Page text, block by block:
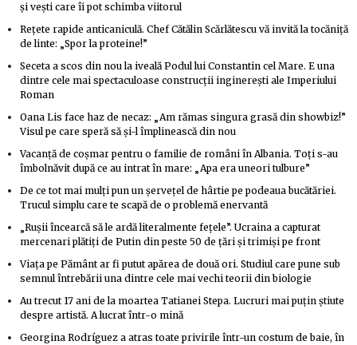
și vești care îi pot schimba viitorul
Rețete rapide anticaniculă. Chef Cătălin Scărlătescu vă invită la tocăniță
de linte: „Spor la proteine!”
Seceta a scos din nou la iveală Podul lui Constantin cel Mare. E una
dintre cele mai spectaculoase construcții inginerești ale Imperiului
Roman
Oana Lis face haz de necaz: „Am rămas singura grasă din showbiz!”
Visul pe care speră să și-l împlinească din nou
Vacanță de coșmar pentru o familie de români în Albania. Toți s-au
îmbolnăvit după ce au intrat în mare: „Apa era uneori tulbure”
De ce tot mai mulți pun un șervețel de hârtie pe podeaua bucătăriei.
Trucul simplu care te scapă de o problemă enervantă
„Rușii încearcă să le ardă literalmente fețele”. Ucraina a capturat
mercenari plătiți de Putin din peste 50 de țări și trimiși pe front
Viața pe Pământ ar fi putut apărea de două ori. Studiul care pune sub
semnul întrebării una dintre cele mai vechi teorii din biologie
Au trecut 17 ani de la moartea Tatianei Stepa. Lucruri mai puțin știute
despre artistă. A lucrat într-o mină
Georgina Rodríguez a atras toate privirile într-un costum de baie, în